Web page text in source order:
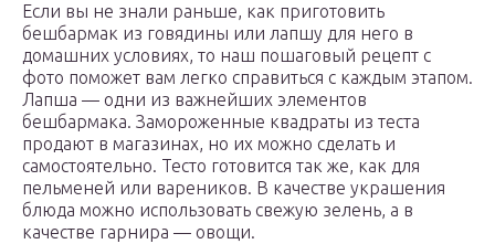
Если вы не знали раньше, как приготовить
бешбармак из говядины или лапшу для него в
домашних условиях, то наш пошаговый рецепт с
фото поможет вам легко справиться с каждым этапом.
Лапша — одни из важнейших элементов
бешбармака. Замороженные квадраты из теста
продают в магазинах, но их можно сделать и
самостоятельно. Тесто готовится так же, как для
пельменей или вареников. В качестве украшения
блюда можно использовать свежую зелень, а в
качестве гарнира — овощи.